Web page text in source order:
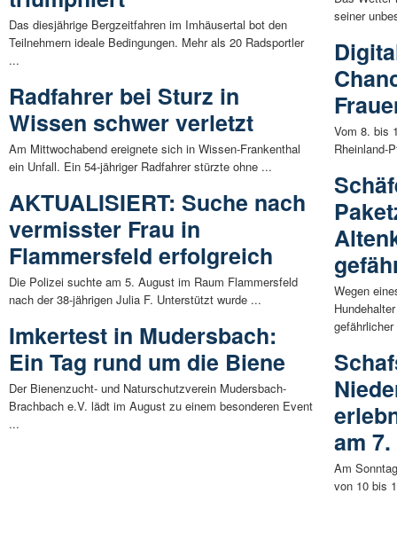
Das diesjährige Bergzeitfahren im Imhäusertal bot den
Teilnehmern ideale Bedingungen. Mehr als 20 Radsportler
...
Radfahrer bei Sturz in
Wissen schwer verletzt
Am Mittwochabend ereignete sich in Wissen-Frankenthal
ein Unfall. Ein 54-jähriger Radfahrer stürzte ohne ...
AKTUALISIERT: Suche nach
vermisster Frau in
Flammersfeld erfolgreich
Die Polizei suchte am 5. August im Raum Flammersfeld
nach der 38-jährigen Julia F. Unterstützt wurde ...
Imkertest in Mudersbach:
Ein Tag rund um die Biene
Der Bienenzucht- und Naturschutzverein Mudersbach-
Brachbach e.V. lädt im August zu einem besonderen Event
...
seiner
Vom 8. bis
Rheinland-
Wegen
am
Am
von 10 bis